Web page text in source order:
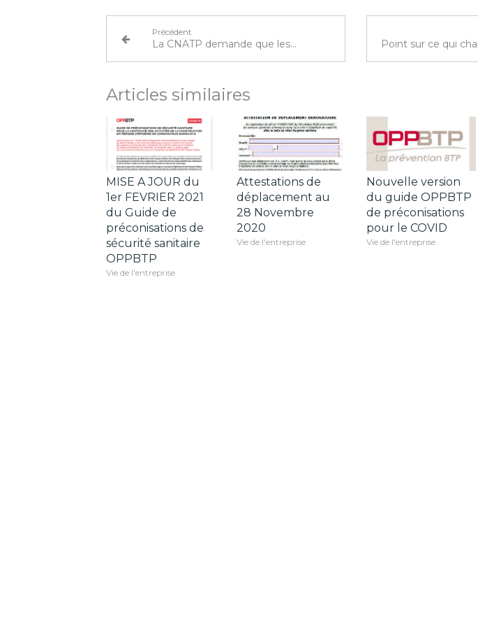
Précédent
La CNATP demande que les mesures de soutien à l’emploi des jeunes soient prolongées en 2021
Articles similaires
MISE A JOUR du
1er FEVRIER 2021
du Guide de
préconisations de
sécurité sanitaire
OPPBTP
Vie de l'entreprise
Attestations de
déplacement au
28 Novembre
2020
Vie de l'entreprise
Nouvelle version
du guide OPPBTP
de préconisations
pour le COVID
Vie de l'entreprise